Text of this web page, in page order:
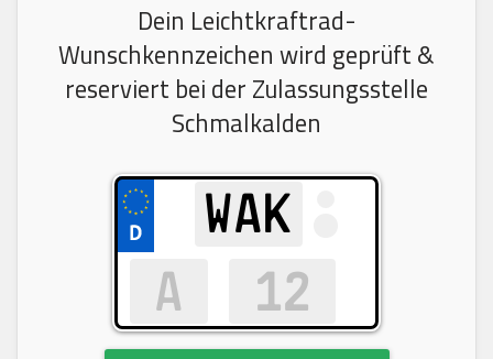
Dein Leichtkraftrad-
Wunschkennzeichen wird geprüft &
reserviert bei der Zulassungsstelle
Schmalkalden